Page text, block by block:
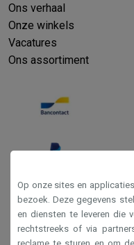
Ons verhaal
Onze winkels
Vacatures
Ons assortiment
Op onze sites en
bezoek. Deze gegevens
en diensten te leveren die
rechtstreeks of via